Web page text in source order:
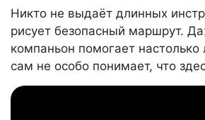
Никто не выдаёт длинных
рисует безопасный маршрут.
компаньон помогает настолько
сам не особо понимает, что